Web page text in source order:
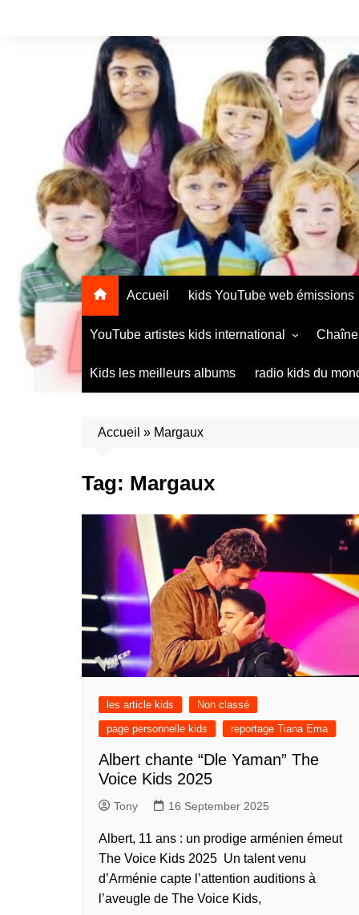
Accueil kids YouTube web émissions
YouTube artistes kids international
radio saumur Maine et Loire
présentation de
talents – English
présentation de
talents –
présentation de
talents –
présentation de
talents – Română
présentation de
talents – Español
présentation de
présentation de
talents –
présentation de
présentation de
talents – 中文 (中
Kids les meilleurs albums radio kids du
Accueil » Margaux
Tag: Margaux
les article kids
Non classé
page personnelle kids
reportage Tiana Ema
Albert chante “Dle Yaman” The
Voice Kids 2025
Tony 16 September 2025
Albert, 11 ans : un prodige arménien émeut
The Voice Kids 2025 Un talent venu
d’Arménie capte l’attention auditions à
l’aveugle de The Voice Kids,